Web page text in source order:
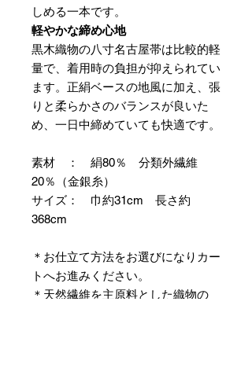
しめる一本です。
軽やかな締め心地
黒木織物の八寸名古屋帯は比較的軽
量で、着用時の負担が抑えられてい
ます。正絹ベースの地風に加え、張
りと柔らかさのバランスが良いた
め、一日中締めていても快適です。
素材 ： 絹80％ 分類外繊維
20％（金銀糸）
サイズ： 巾約31cm 長さ約
368cm
＊お仕立て方法をお選びになりカー
トへお進みください。
＊天然繊維を主原料とした織物の